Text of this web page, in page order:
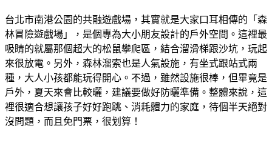
台北市南港公園的共融遊戲場，其實就是大家口耳相傳的「森
林冒險遊戲場」，是個專為大小朋友設計的戶外空間。這裡最
吸睛的就屬那個超大的松鼠攀爬區，結合溜滑梯跟沙坑，玩起
來很放電。另外，森林溜索也是人氣設施，有坐式跟站式兩
種，大人小孩都能玩得開心。不過，雖然設施很棒，但畢竟是
戶外，夏天來會比較曬，建議要做好防曬準備。整體來說，這
裡很適合想讓孩子好好跑跳、消耗體力的家庭，待個半天絕對
沒問題，而且免門票，很划算！